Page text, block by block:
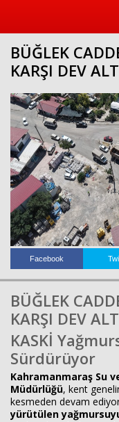
BÜĞLEK
KARŞI DEV
Facebook
BÜĞLEK
KARŞI DEV
KASKİ
Sürdürüyor
Kahramanmaraş Su
Müdürlüğü, kent
kesmeden devam
yürütülen